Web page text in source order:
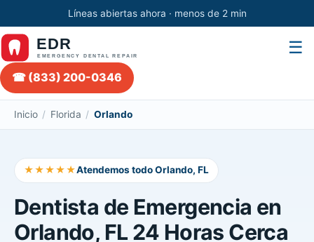
Líneas abiertas ahora · menos de 2 min
☰
☎ (833) 200-0346
Inicio / Florida / Orlando
★★★★★Atendemos todo Orlando, FL
Dentista de Emergencia en
Orlando, FL 24 Horas Cerca